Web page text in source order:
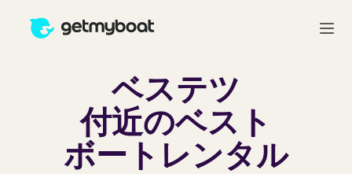
ベステツ
付近のベスト
ボートレンタル